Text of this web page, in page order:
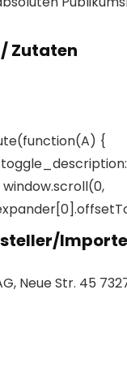
Zutaten
{
Neue Str. 45